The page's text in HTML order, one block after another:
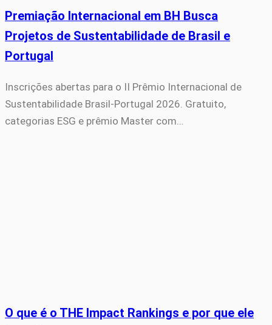
Premiação Internacional em BH Busca
Projetos de Sustentabilidade de Brasil e
Portugal
Inscrições abertas para o II Prêmio Internacional de
Sustentabilidade Brasil-Portugal 2026. Gratuito,
categorias ESG e prêmio Master com…
O que é o THE Impact Rankings e por que ele